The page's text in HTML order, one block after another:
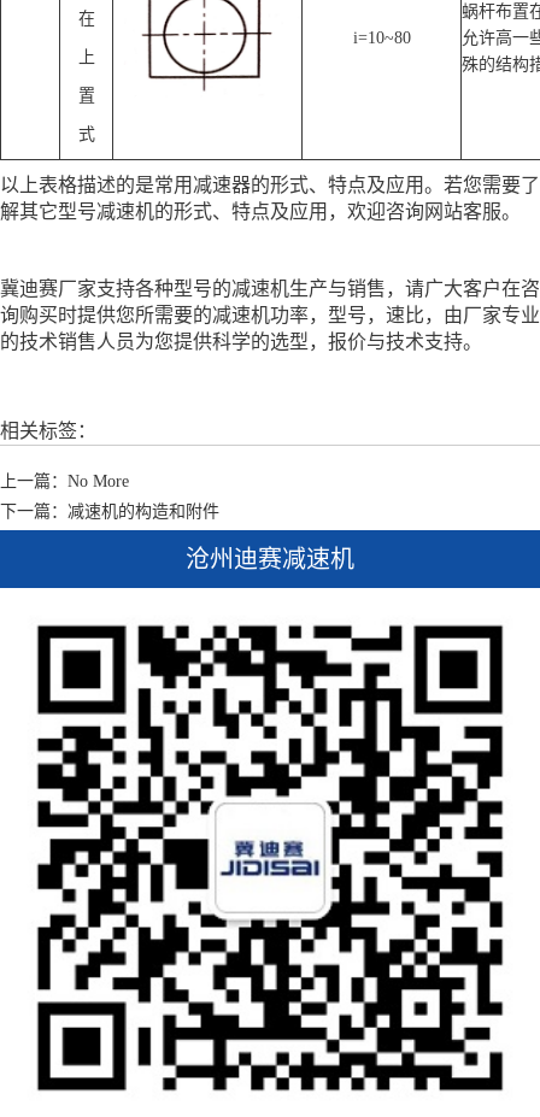
在
上
置
式
i=10~80
蜗杆布置
允许高一
殊的结构
以上表格描述的是常用减速器的形式、特点及应用。若您需要了
解其它型号减速机的形式、特点及应用，欢迎咨询网站客服。
冀迪赛厂家支持各种型号的减速机生产与销售，请广大客户在咨
询购买时提供您所需要的减速机功率，型号，速比，由厂家专业
的技术销售人员为您提供科学的选型，报价与技术支持。
相关标签：
上一篇：No More
下一篇：减速机的构造和附件
沧州迪赛减速机